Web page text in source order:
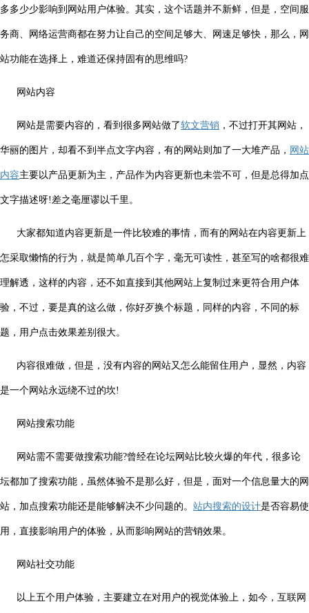
多多少少影响到网站用户体验。其实，这个话题并不新鲜，但是，空间服
务商、网络运营商都在努力让自己的空间足够大、网速足够快，那么，网
站功能在选择上，难道还保持固有的思维吗?
网站内容
网站是需要内容的，看到很多网站做了软文营销 ，不过打开其网站，
华丽的图片，却看不到半点文字内容，有的网站则加了一大堆产品， 网站
内容主要以产品更新为主，产品作为内容更新也未尝不可，但是总得加点
文字描述呀!差之毫厘谬以千里。
大家都知道内容更新是一件比较难的事情，而有的网站在内容更新上
怎采取懒惰的行为，就是简单几百个字，毫无可读性，甚至写的啥都很难
理解透，这样的内容，还不如直接到其他网站上复制过来更符合用户体
验，不过，要是真的这么做，你好歹换个标题，同样的内容，不同的标
题，用户点击效果差别很大。
内容很难做，但是，没有内容的网站又怎么能留住用户，显然，内容
是一个网站永远绕不过的坎!
网站搜索功能
网站需不需要做搜索功能?曾经在论坛网站比较火爆的年代，很多论
坛都加了搜索功能，虽然体验不是那么好，但是，面对一个信息量大的网
站，加点搜索功能还是能够解决不少问题的。 站内搜索的设计是否容易使
用，直接影响用户的体验，从而影响网站的营销效果。
网站社交功能
以上五个用户体验，主要建立在对用户的视觉体验上，如今，互联网